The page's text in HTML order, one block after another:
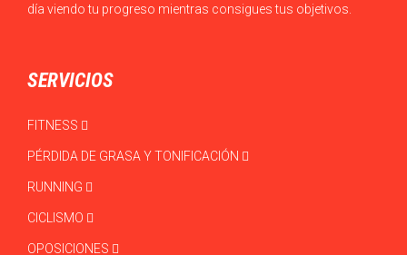
día viendo tu progreso mientras consigues tus objetivos.
SERVICIOS
FITNESS
PÉRDIDA DE GRASA Y TONIFICACIÓN
RUNNING
CICLISMO
OPOSICIONES